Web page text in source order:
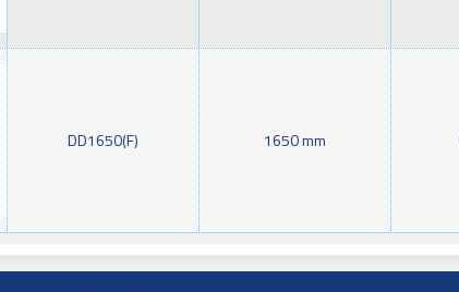
DD1650(F) 1650 mm